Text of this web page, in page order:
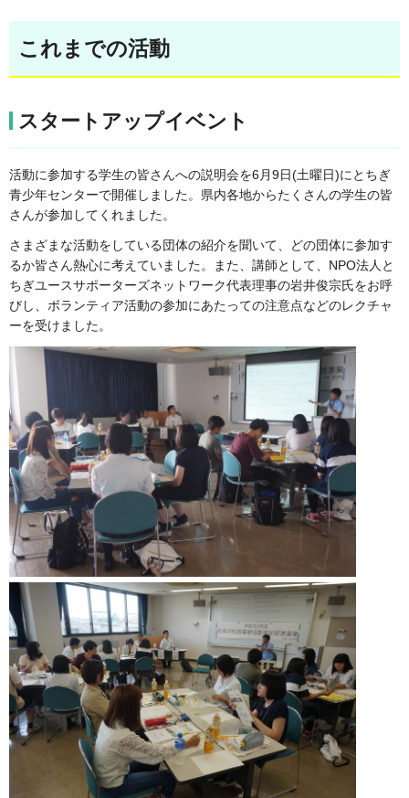
これまでの活動
スタートアップイベント
活動に参加する学生の皆さんへの説明会を6月9日(土曜日)にとちぎ
青少年センターで開催しました。県内各地からたくさんの学生の皆
さんが参加してくれました。
さまざまな活動をしている団体の紹介を聞いて、どの団体に参加す
るか皆さん熱心に考えていました。また、講師として、NPO法人と
ちぎユースサポーターズネットワーク代表理事の岩井俊宗氏をお呼
びし、ボランティア活動の参加にあたっての注意点などのレクチャ
ーを受けました。